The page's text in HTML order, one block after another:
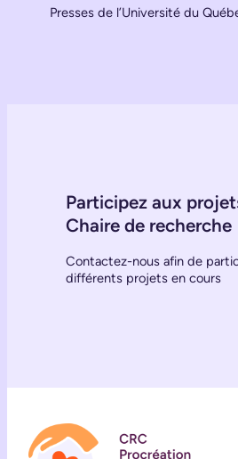
Presses de l’Université du
Participez aux
Chaire de recherche
Contactez-nous afin de
différents projets en cours